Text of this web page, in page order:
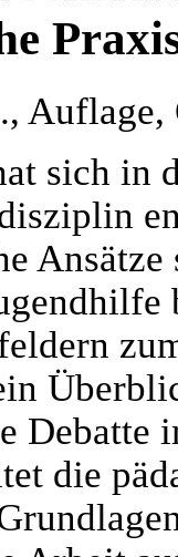
sich in
Debatte
die